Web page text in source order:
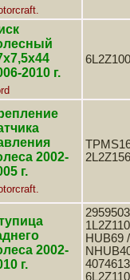
2010 г.
2002-
г.
2002-
г.
HUB69 /